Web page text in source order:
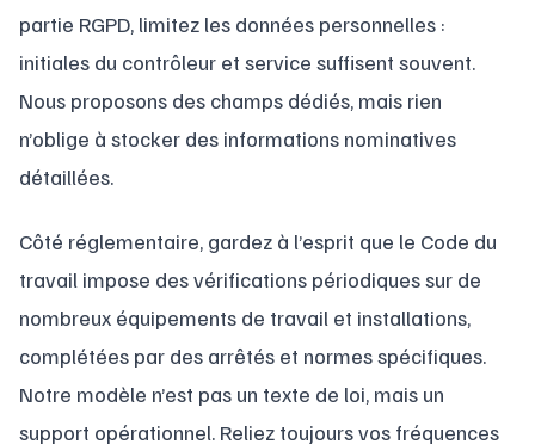
partie RGPD, limitez les données personnelles :
initiales du contrôleur et service suffisent souvent.
Nous proposons des champs dédiés, mais rien
n’oblige à stocker des informations nominatives
détaillées.
Côté réglementaire, gardez à l’esprit que le Code du
travail impose des vérifications périodiques sur de
nombreux équipements de travail et installations,
complétées par des arrêtés et normes spécifiques.
Notre modèle n’est pas un texte de loi, mais un
support opérationnel. Reliez toujours vos fréquences